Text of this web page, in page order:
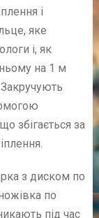
і
яке
і, як
на 1 м
збігається за
з диском по
по
під час